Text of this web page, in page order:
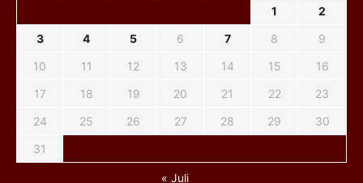
1
2
3
4 5 6 7 8
9
10
11 12 13 14 15
16
17
18 19 20 21 22
23
24
25 26 27 28 29
30
31
« Juli